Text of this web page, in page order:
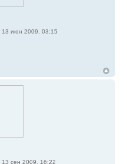
13 июн 2009, 03:15
13 сен 2009, 16:22